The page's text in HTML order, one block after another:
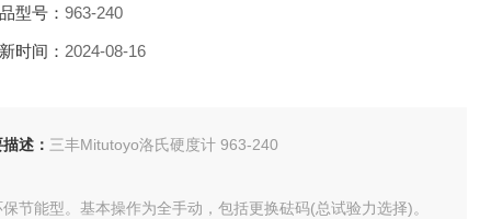
型号： 963-240
时间： 2024-08-16
述： 三丰Mitutoyo洛氏硬度计 963-240
节能型。基本操作为全手动，包括更换砝码(总试验力选择)。